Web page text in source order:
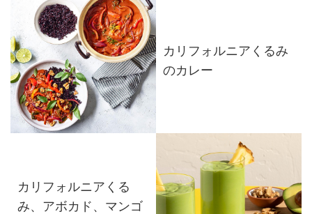
カリフォルニアくるみ
のカレー
カリフォルニアくる
み、アボカド、マンゴ